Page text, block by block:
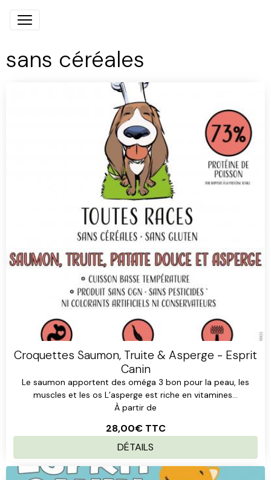
sans céréales
Croquettes Saumon, Truite & Asperge - Esprit
Canin
Le saumon apportent des oméga 3 bon pour la peau, les
muscles et les os L’asperge est riche en vitamines...
À partir de
28,00€ TTC
DÉTAILS